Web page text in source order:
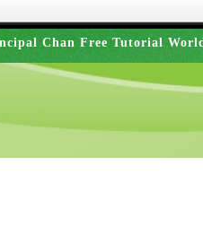
Chan Free Tutorial